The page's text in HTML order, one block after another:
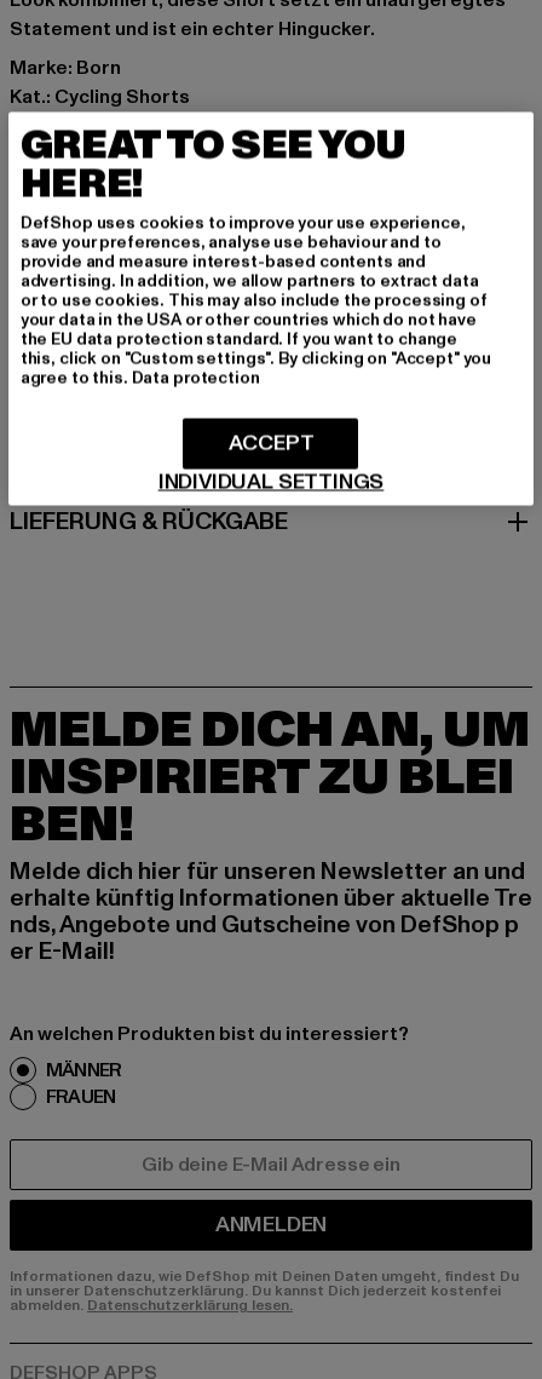
Statement und ist ein echter Hingucker.
Marke: Born
Kat.: Cycling Shorts
Farbe: pink
Hersteller Farbe: pink
Materialzusammensetzung: 87% Polyimid, 13% Elasthan
Art.Nr: PD00007796-00185
Hersteller: Urban Styles Agency GmbH & Co. KG |
agentur@urbanstylesagency.com
Schanzenstraße 41 | 51063 Köln | DE
GRÖSSE & PASSFORM
PFLEGEHINWEISE
LIEFERUNG & RÜCKGABE
MELDE DICH AN, UM
INSPIRIERT ZU BLEI
BEN!
Melde dich hier für unseren Newsletter an und
erhalte künftig Informationen über aktuelle Tre
nds, Angebote und Gutscheine von DefShop p
er E-Mail!
An welchen Produkten bist du interessiert?
MÄNNER
FRAUEN
ANMELDEN
Informationen dazu, wie DefShop mit Deinen Daten umgeht, findest Du
in unserer Datenschutzerklärung. Du kannst Dich jederzeit kostenfei
abmelden. Datenschutzerklärung lesen.
GREAT TO SEE YOU
HERE!
DefShop uses cookies to improve your use experience,
save your preferences, analyse use behaviour and to
provide and measure interest-based contents and
advertising. In addition, we allow partners to extract data
or to use cookies. This may also include the processing of
your data in the USA or other countries which do not have
the EU data protection standard. If you want to change
this, click on "Custom settings". By clicking on "Accept" you
agree to this. Data protection
INDIVIDUAL SETTINGS
ACCEPT